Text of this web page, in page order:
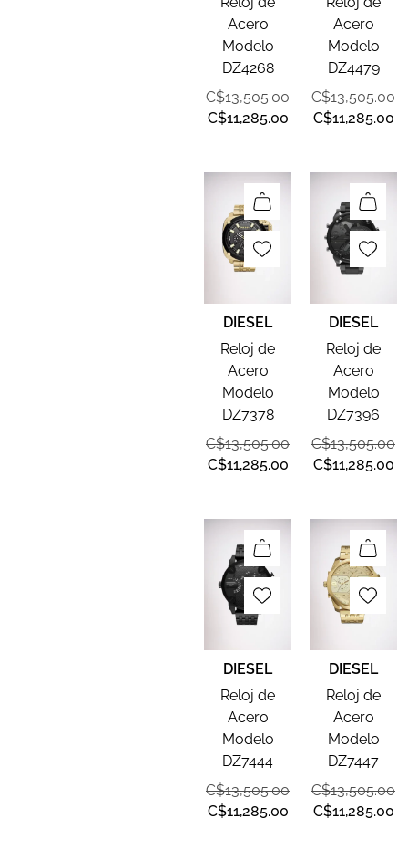
Acero
Modelo
DZ4268
C$13,505.00
C$11,285.00
Acero
Modelo
DZ4479
C$13,505.00
C$11,285.00
DIESEL
Reloj de
Acero
Modelo
DZ7378
C$13,505.00
C$11,285.00
DIESEL
Reloj de
Acero
Modelo
DZ7396
C$13,505.00
C$11,285.00
DIESEL
Reloj de
Acero
Modelo
DZ7444
C$13,505.00
C$11,285.00
DIESEL
Reloj de
Acero
Modelo
DZ7447
C$13,505.00
C$11,285.00